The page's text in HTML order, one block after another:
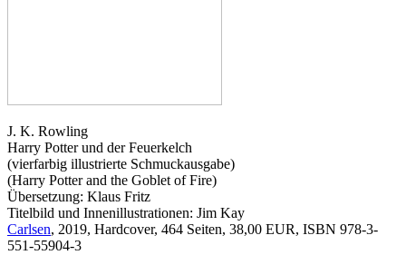
J. K. Rowling
Harry Potter und der Feuerkelch
(vierfarbig illustrierte Schmuckausgabe)
(Harry Potter and the Goblet of Fire)
Übersetzung: Klaus Fritz
Titelbild und Innenillustrationen: Jim Kay
Carlsen, 2019, Hardcover, 464 Seiten, 38,00 EUR, ISBN 978-3-
551-55904-3